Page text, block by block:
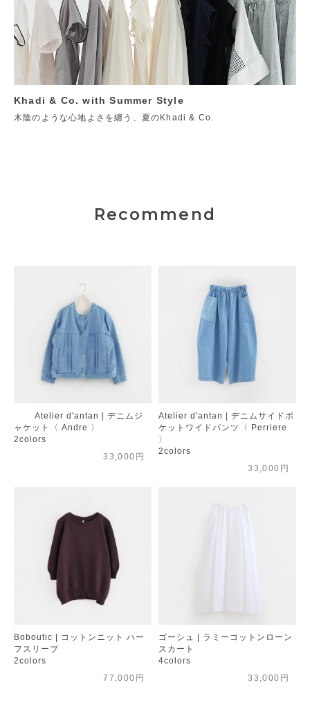
Khadi & Co. with Summer Style
木陰のような心地よさを纏う、夏のKhadi & Co.
Recommend
Atelier d'antan | デニムジ
ャケット〈 Andre 〉
2colors
33,000円
Atelier d'antan | デニムサイドポ
ケットワイドパンツ〈 Perriere
〉
2colors
33,000円
Boboutic | コットンニット ハー
フスリーブ
2colors
77,000円
ゴーシュ | ラミーコットンローン
スカート
4colors
33,000円